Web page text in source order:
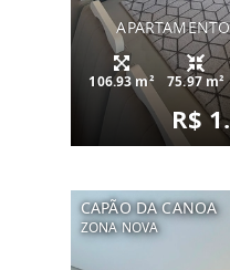
106.93 m² 75.97 m²
R$
CAPÃO DA CANOA
ZONA NOVA